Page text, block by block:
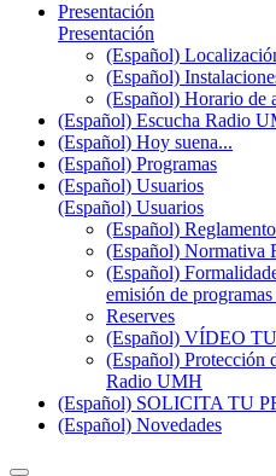
Presentación
Presentación
(Español)
(Español)
(Español) Horario de
(Español) Escucha Radio
(Español) Hoy suena...
(Español) Programas
(Español) Usuarios
(Español) Usuarios
(Español)
(Español) Normativa
(Español)
emisión de
Reserves
(Español) VÍDEO
(Español) Protección
Radio UMH
(Español) SOLICITA TU
(Español) Novedades